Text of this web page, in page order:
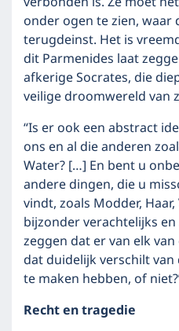
onder ogen te zien, waar
terugdeinst. Het is
dit Parmenides laat
afkerige Socrates, die
veilige droomwereld van
“Is er ook een abstract
ons en al die anderen
Water? […] En bent u
andere dingen, die u
vindt, zoals Modder,
bijzonder verachtelijks
zeggen dat er van elk
dat duidelijk verschilt
te maken hebben, of
Recht en tragedie